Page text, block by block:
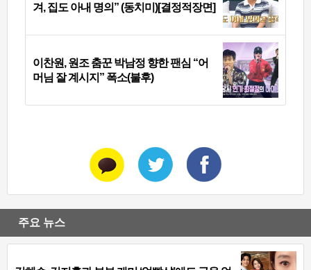
겨, 집도 아내 명의” (동치미)[결정적장면]
이찬원, 원조 춤꾼 박남정 향한 팬심 “어
머님 잘 계시지” 폭소(불후)
주요 뉴스